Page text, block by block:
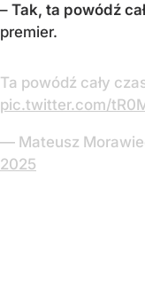
– Tak, ta powódź
premier.
Ta powódź cały
pic.twitter.com/
— Mateusz
2025